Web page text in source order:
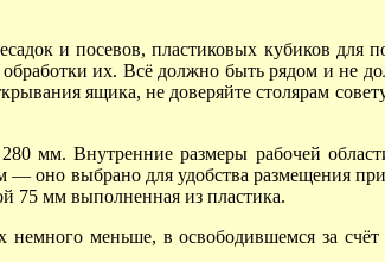
и посевов, пластиковых кубиков для
их. Всё должно быть рядом и не
ящика, не доверяйте столярам
280 мм. Внутренние размеры рабочей
— оно выбрано для удобства размещения
75 мм выполненная из пластика.
меньше, в освободившемся за счёт